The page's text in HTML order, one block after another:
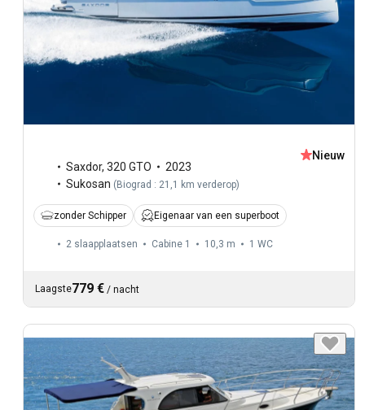
Saxdor, 320 GTO
2023
Sukosan (Biograd : 21,1 km verderop)
Nieuw
zonder Schipper Eigenaar van een superboot
2 slaapplaatsen Cabine 1 10,3 m 1 WC
Laagste779 € / nacht